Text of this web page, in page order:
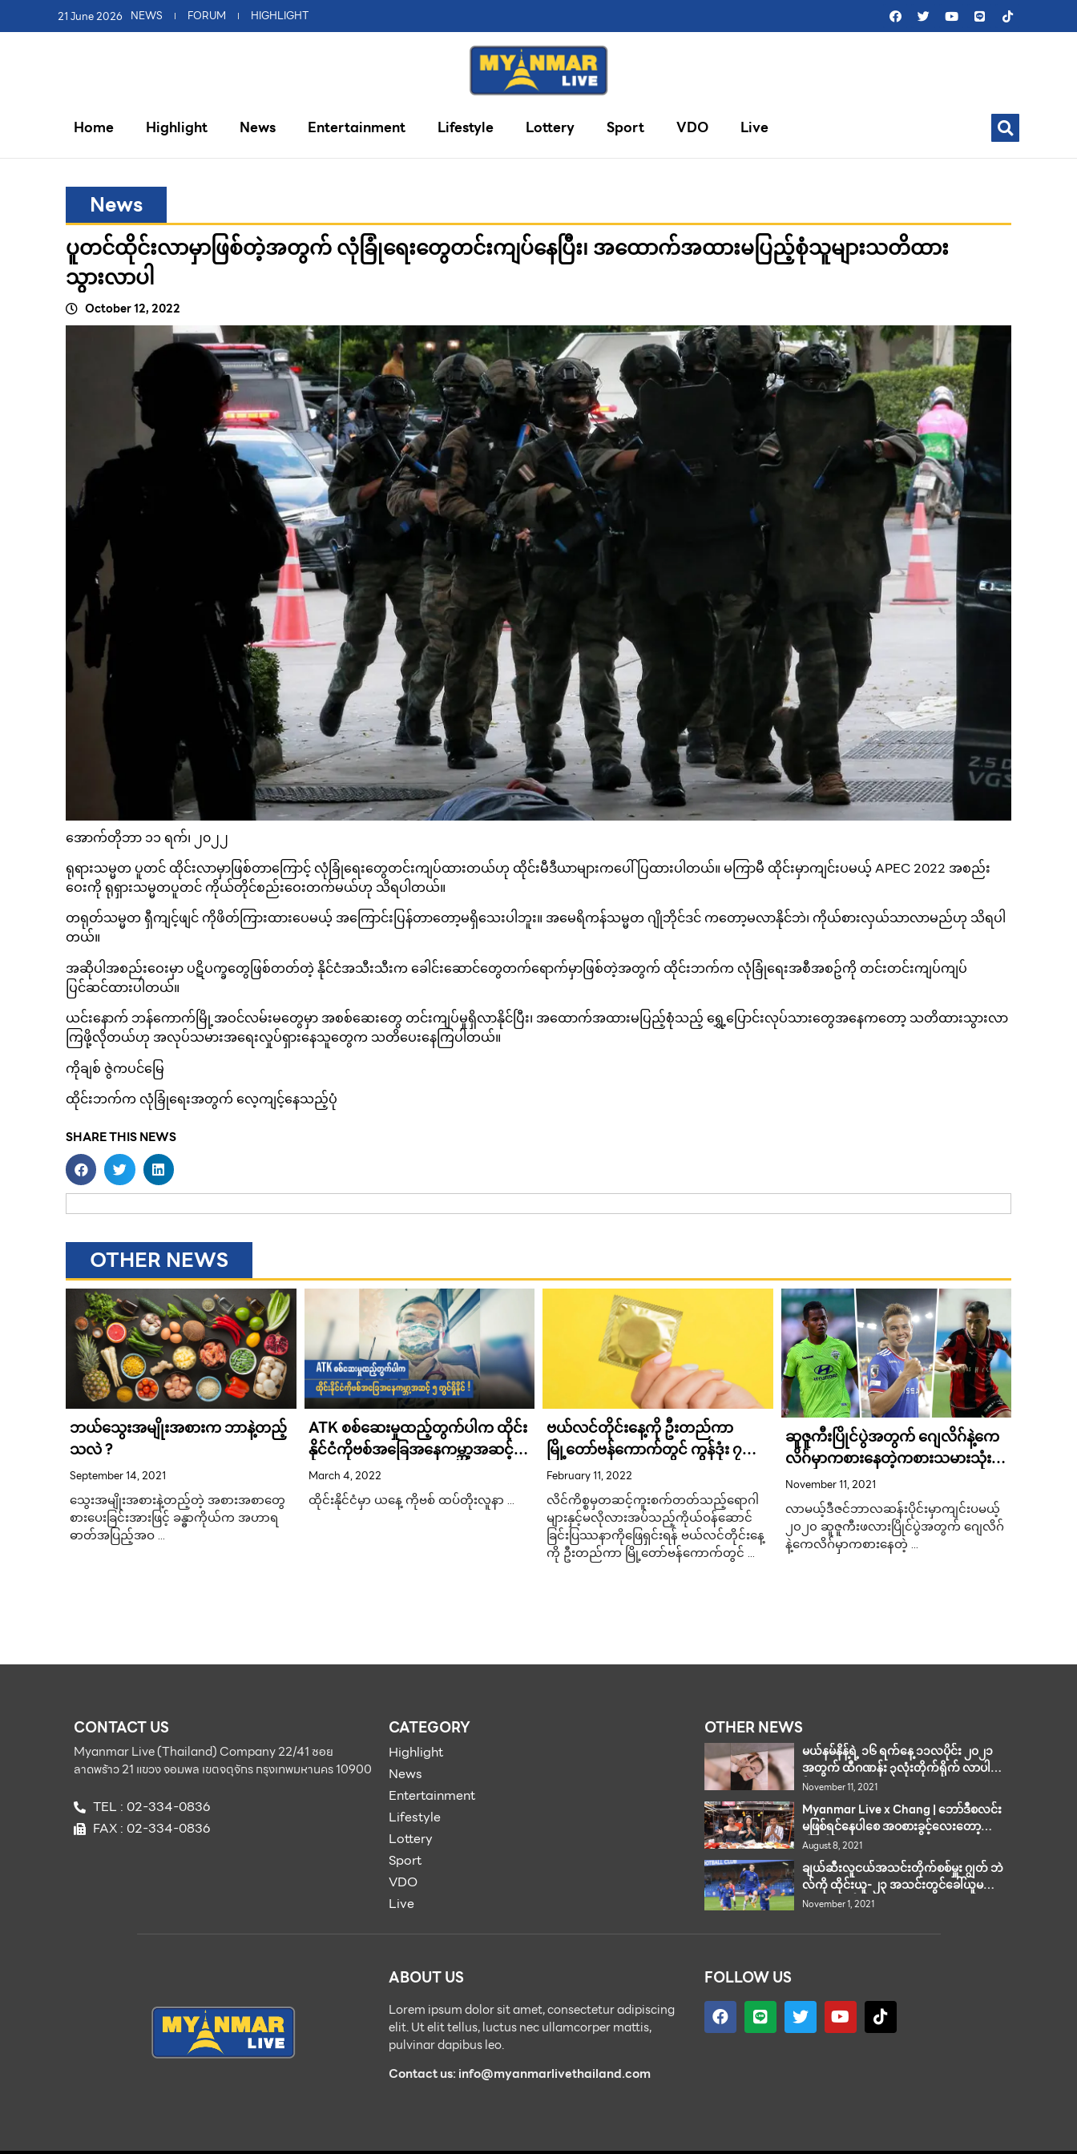
21 June 2026 NEWS FORUM HIGHLIGHT
Home Highlight News Entertainment Lifestyle Lottery Sport VDO Live
News
ပူတင်ထိုင်းလာမှာဖြစ်တဲ့အတွက် လုံခြုံရေးတွေတင်းကျပ်နေပြီး၊ အထောက်အထားမပြည့်စုံသူများသတိထား
သွားလာပါ
October 12, 2022
အောက်တိုဘာ ၁၁ ရက်၊ ၂၀၂၂
ရုရားသမ္မတ ပူတင် ထိုင်းလာမှာဖြစ်တာကြောင့် လုံခြုံရေးတွေတင်းကျပ်ထားတယ်ဟု ထိုင်းမီဒီယာများကပေါ်ပြထားပါတယ်။ မကြာမီ ထိုင်းမှာကျင်းပမယ့် APEC 2022 အစည်း
ဝေးကို ရုရှားသမ္မတပူတင် ကိုယ်တိုင်စည်းဝေးတက်မယ်ဟု သိရပါတယ်။
တရုတ်သမ္မတ ရှီကျင့်ဖျင် ကိုဖိတ်ကြားထားပေမယ့် အကြောင်းပြန်တာတော့မရှိသေးပါဘူး။ အမေရိကန်သမ္မတ ဂျိုဘိုင်ဒင် ကတော့မလာနိုင်ဘဲ၊ ကိုယ်စားလှယ်သာလာမည်ဟု သိရပါ
တယ်။
အဆိုပါအစည်းဝေးမှာ ပဋိပက္ခတွေဖြစ်တတ်တဲ့ နိုင်ငံအသီးသီးက ခေါင်းဆောင်တွေတက်ရောက်မှာဖြစ်တဲ့အတွက် ထိုင်းဘက်က လုံခြုံရေးအစီအစဥ်ကို တင်းတင်းကျပ်ကျပ်
ပြင်ဆင်ထားပါတယ်။
ယင်းနောက် ဘန်ကောက်မြို့အဝင်လမ်းမတွေမှာ အစစ်ဆေးတွေ တင်းကျပ်မှုရှိလာနိုင်ပြီး၊ အထောက်အထားမပြည့်စုံသည့် ရွှေ့ပြောင်းလုပ်သားတွေအနေကတော့ သတိထားသွားလာ
ကြဖို့လိုတယ်ဟု အလုပ်သမားအရေးလှုပ်ရှားနေသူတွေက သတိပေးနေကြပါတယ်။
ကိုချစ် ဇွဲကပင်မြေ
ထိုင်းဘက်က လုံခြုံရေးအတွက် လေ့ကျင့်နေသည့်ပုံ
SHARE THIS NEWS
OTHER NEWS
ဘယ်သွေးအမျိုးအစားက ဘာနဲ့တည့်
သလဲ ?
September 14, 2021
သွေးအမျိုးအစားနဲ့တည့်တဲ့ အစားအစာတွေ
စားပေးခြင်းအားဖြင့် ခန္ဓာကိုယ်က အဟာရ
ဓာတ်အပြည့်အဝ …
ATK စစ်ဆေးမှုထည့်တွက်ပါက ထိုင်း
နိုင်ငံကိုဗစ်အခြေအနေကမ္ဘာ့အဆင့်
၅ တွင်ရှိနိုင် !
March 4, 2022
ထိုင်းနိုင်ငံမှာ ယနေ့ ကိုဗစ် ထပ်တိုးလူနာ …
ဗယ်လင်တိုင်းနေ့ကို ဦးတည်ကာ
မြို့တော်ဗန်ကောက်တွင် ကွန်ဒုံး ၇
သန်းအခမဲ့ဝေငှမည်
February 11, 2022
လိင်ကိစ္စမှတဆင့်ကူးစက်တတ်သည့်ရောဂါ
များနှင့်မလိုလားအပ်သည့်ကိုယ်ဝန်ဆောင်
ခြင်းပြဿနာကိုဖြေရှင်းရန် ဗယ်လင်တိုင်းနေ့
ကို ဦးတည်ကာ မြို့တော်ဗန်ကောက်တွင် …
ဆူဇူကီးပြိုင်ပွဲအတွက် ဂျေလိဂ်နဲ့ကေ
လိဂ်မှာကစားနေတဲ့ကစားသမားသုံးဦး
ကိုခေါ်ယူမည်ဟု ထိုင်းနည်းပြ ဆို
November 11, 2021
လာမယ့်ဒီဇင်ဘာလဆန်းပိုင်းမှာကျင်းပမယ့်
၂၀၂၀ ဆူဇူကီးဖလားပြိုင်ပွဲအတွက် ဂျေလိဂ်
နဲ့ကေလိဂ်မှာကစားနေတဲ့ …
CONTACT US
Myanmar Live (Thailand) Company 22/41 ซอย
ลาดพร้าว 21 แขวง จอมพล เขตจตุจักร กรุงเทพมหานคร 10900
TEL : 02-334-0836
FAX : 02-334-0836
CATEGORY
Highlight
News
Entertainment
Lifestyle
Lottery
Sport
VDO
Live
OTHER NEWS
မယ်နမ်နိန့်ရဲ့ ၁၆ ရက်နေ့ ၁၁လပိုင်း ၂၀၂၁
အတွက် ထီဂဏန်း ၃လုံးတိုက်ရိုက် လာပါ
ပြီ…
November 11, 2021
Myanmar Live x Chang | ဘော်ဒီစလင်း
မဖြစ်ရင်နေပါစေ အဝစားခွင့်လေးတော့ပေး
ပါနော်
August 8, 2021
ချယ်ဆီးလူငယ်အသင်းတိုက်စစ်မှူး ဂျွတ် ဘဲ
လ်ကို ထိုင်းယူ-၂၃ အသင်းတွင်ခေါ်ယူမည်
ဟု မာဒမ်ပန် ဆို
November 1, 2021
ABOUT US
Lorem ipsum dolor sit amet, consectetur adipiscing
elit. Ut elit tellus, luctus nec ullamcorper mattis,
pulvinar dapibus leo.
Contact us: info@myanmarlivethailand.com
FOLLOW US